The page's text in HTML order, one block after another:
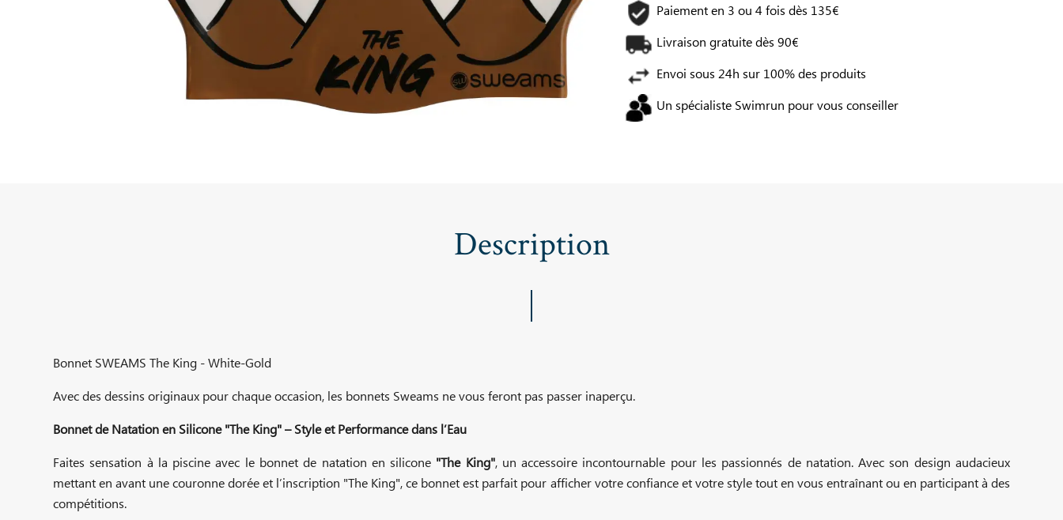
Paiement en 3 ou 4 fois dès 135€
Livraison gratuite dès 90€
Envoi sous 24h sur 100% des produits
Un spécialiste Swimrun pour vous conseiller
Description
Bonnet SWEAMS The King - White-Gold
Avec des dessins originaux pour chaque occasion, les bonnets Sweams ne vous feront pas passer inaperçu.
Bonnet de Natation en Silicone "The King" – Style et Performance dans l’Eau
Faites sensation à la piscine avec le bonnet de natation en silicone "The King", un accessoire incontournable pour les passionnés de natation. Avec son design audacieux
mettant en avant une couronne dorée et l’inscription "The King", ce bonnet est parfait pour afficher votre confiance et votre style tout en vous entraînant ou en participant à des
compétitions.